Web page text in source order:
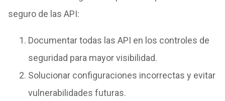
seguro de las API:
Documentar todas las API en los controles de
seguridad para mayor visibilidad.
Solucionar configuraciones incorrectas y evitar
vulnerabilidades futuras.